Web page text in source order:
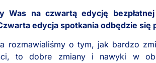
Was na czwartą edycję
edycja spotkania odbędzie
rozmawialiśmy o tym, jak bardzo
to dobre zmiany i nawyki w